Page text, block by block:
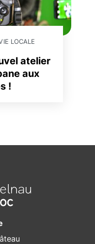
LOCALE
atelier
aux
!